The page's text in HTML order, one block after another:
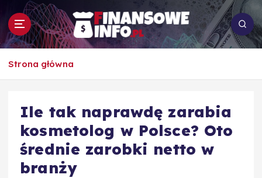
p
To i owo o rachunkowości, pracy, biznesie i
Strona główna
Ile tak naprawdę zarabia
kosmetolog w Polsce? Oto
średnie zarobki netto w
branży